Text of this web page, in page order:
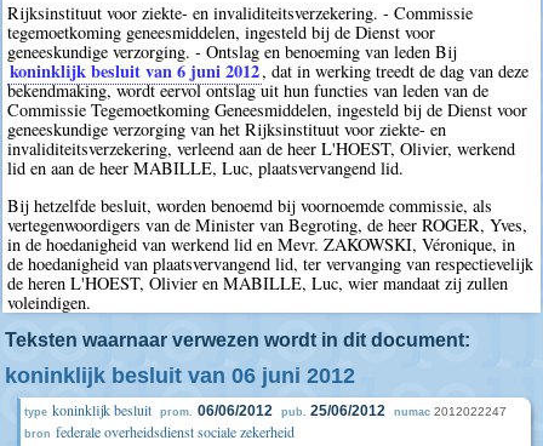
Rijksinstituut voor ziekte- en invaliditeitsverzekering. - Commissie
tegemoetkoming geneesmiddelen, ingesteld bij de Dienst voor
geneeskundige verzorging. - Ontslag en benoeming van leden Bij
koninklijk besluit van 6 juni 2012, dat in werking treedt de dag van deze
bekendmaking, wordt eervol ontslag uit hun functies van leden van de
Commissie Tegemoetkoming Geneesmiddelen, ingesteld bij de Dienst voor
geneeskundige verzorging van het Rijksinstituut voor ziekte- en
invaliditeitsverzekering, verleend aan de heer L'HOEST, Olivier, werkend
lid en aan de heer MABILLE, Luc, plaatsvervangend lid.
Bij hetzelfde besluit, worden benoemd bij voornoemde commissie, als
vertegenwoordigers van de Minister van Begroting, de heer ROGER, Yves,
in de hoedanigheid van werkend lid en Mevr. ZAKOWSKI, Véronique, in
de hoedanigheid van plaatsvervangend lid, ter vervanging van respectievelijk
de heren L'HOEST, Olivier en MABILLE, Luc, wier mandaat zij zullen
voleindigen.
Teksten waarnaar verwezen wordt in dit document:
koninklijk besluit van 06 juni 2012
type koninklijk besluit prom. 06/06/2012 pub. 25/06/2012 numac 2012022247
bron federale overheidsdienst sociale zekerheid